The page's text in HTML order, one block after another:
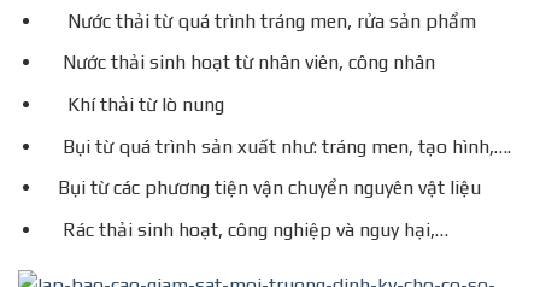
Nước thải từ quá trình tráng men, rửa sản phẩm
Nước thải sinh hoạt từ nhân viên, công nhân
Khí thải từ lò nung
Bụi từ quá trình sản xuất như: tráng men, tạo hình,….
Bụi từ các phương tiện vận chuyển nguyên vật liệu
Rác thải sinh hoạt, công nghiệp và nguy hại,…